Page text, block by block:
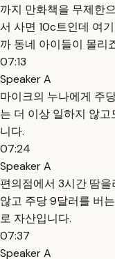
까지 만화책을 무제한
서 사면 10c트인데 여
까 동네 아이들이 몰리
07:13
Speaker A
마이크의 누나에게 주
는 더 이상 일하지 않
니다.
07:24
Speaker A
편의점에서 3시간 땀
않고 주당 9달러를 버
로 자산입니다.
07:37
Speaker A